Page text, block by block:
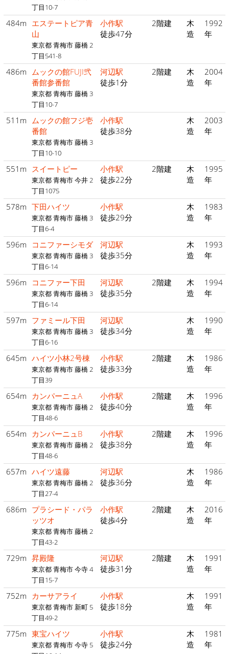
丁目10-7
484m エステートピア青
山
東京都 青梅市 藤橋 2
丁目541-8
小作駅
徒歩47分
2階建
木
造
1992
年
486m ムックの館FUJI弐
番館参番館
東京都 青梅市 藤橋 3
丁目10-7
河辺駅
徒歩1分
2階建
木
造
2004
年
511m ムックの館フジ壱
番館
東京都 青梅市 藤橋 3
丁目10-10
小作駅
徒歩38分
木
造
2003
年
551m スイートピー
東京都 青梅市 今井 2
丁目1075
小作駅
徒歩22分
2階建
木
造
1995
年
578m 下田ハイツ
東京都 青梅市 藤橋 3
丁目6-4
小作駅
徒歩29分
木
造
1983
年
596m コニファーシモダ
東京都 青梅市 藤橋 3
丁目6-14
河辺駅
徒歩35分
木
造
1993
年
596m コニファー下田
東京都 青梅市 藤橋 3
丁目6-14
河辺駅
徒歩35分
2階建
木
造
1994
年
597m ファミール下田
東京都 青梅市 藤橋 3
丁目6-16
河辺駅
徒歩34分
木
造
1990
年
645m ハイツ小林2号棟
東京都 青梅市 藤橋 2
丁目39
小作駅
徒歩33分
2階建
木
造
1986
年
654m カンパーニュA
東京都 青梅市 藤橋 2
丁目48-6
小作駅
徒歩40分
2階建
木
造
1996
年
654m カンパーニュB
東京都 青梅市 藤橋 2
丁目48-6
小作駅
徒歩38分
2階建
木
造
1996
年
657m ハイツ遠藤
東京都 青梅市 藤橋 2
丁目27-4
河辺駅
徒歩36分
木
造
1986
年
686m プラシード・パラ
ッツオ
東京都 青梅市 藤橋 2
丁目43-2
小作駅
徒歩4分
2階建
木
造
2016
年
729m 昇殿隆
東京都 青梅市 今寺 4
丁目15-7
河辺駅
徒歩31分
2階建
木
造
1991
年
752m カーサアライ
東京都 青梅市 新町 5
丁目49-2
小作駅
徒歩18分
木
造
1991
年
775m 東宝ハイツ
東京都 青梅市 今寺 5
小作駅
徒歩24分
木
造
1981
年